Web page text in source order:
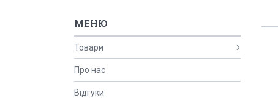
Товари
Про нас
Відгуки